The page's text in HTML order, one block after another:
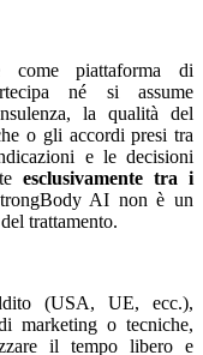
come piattaforma di
né si assume
la qualità del
o gli accordi presi tra
e le decisioni
esclusivamente tra i
AI non è un
trattamento.
(USA, UE, ecc.),
marketing o tecniche,
il tempo libero e